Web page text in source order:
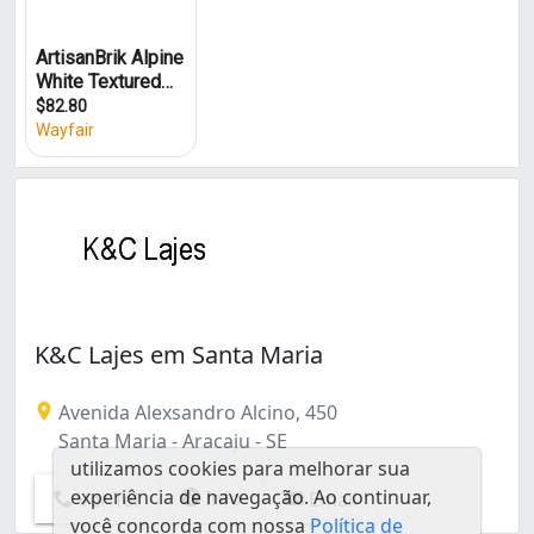
K&C Lajes em Santa Maria
Avenida Alexsandro Alcino, 450
Santa Maria - Aracaju - SE
Ver Tel Info Email
utilizamos cookies para melhorar sua
experiência de navegação. Ao continuar,
você concorda com nossa Política de